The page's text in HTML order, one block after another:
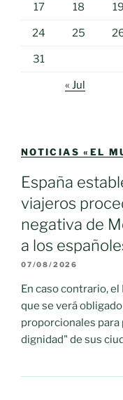
17 18 19
24 25
31
« Jul
NOTICIAS «EL
España
viajeros
negativa de
a los
07/08/2026
En caso contrario,
que se verá
proporcionales
dignidad" de sus